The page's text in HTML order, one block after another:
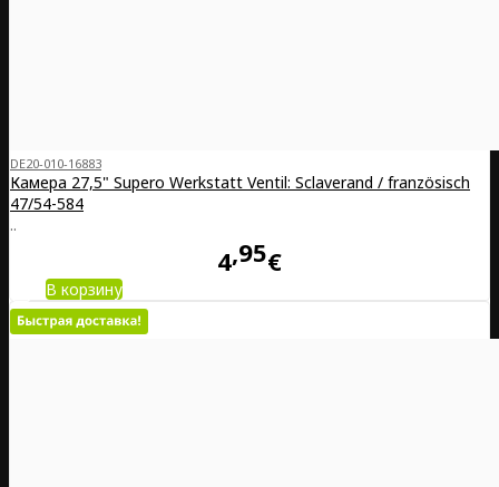
DE20-010-16883
Камера 27,5" Supero Werkstatt Ventil: Sclaverand / französisch
47/54-584
..
4 95€
В корзину